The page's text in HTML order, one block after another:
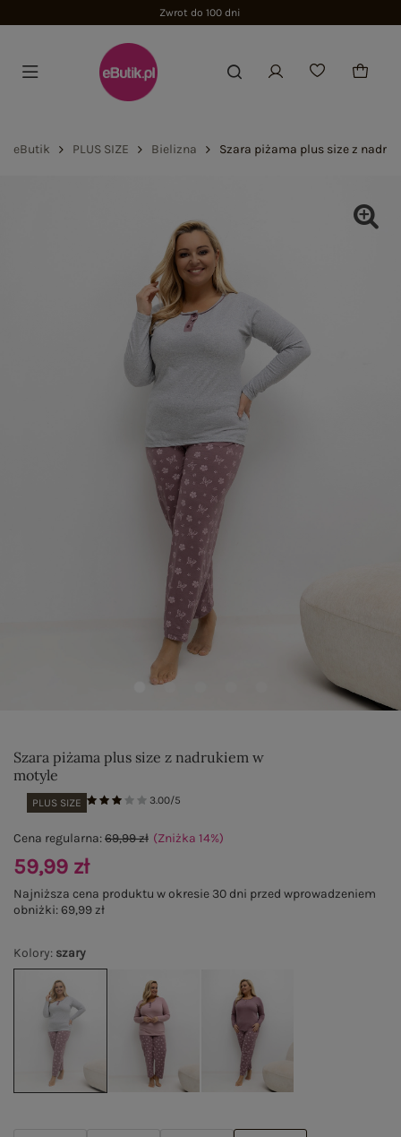
Zwrot do 100 dni
eButik PLUS SIZE Bielizna Szara piżama plus size z
Szara piżama plus size z nadrukiem w
motyle
PLUS SIZE 3.00/5
Kolory: szary
Cena regularna:69,99 zł (Zniżka 14%)
59,99 zł
Najniższa cena produktu w okresie 30 dni przed wprowadzeniem
obniżki:69,99 zł